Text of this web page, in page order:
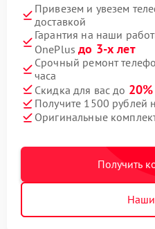
Привезем и увезем
доставкой
Гарантия на наши
OnePlusдо 3-х лет
Срочный ремонт
часа
Скидка для вас до 20%
Получите 1500 рублей
Оригинальные
Получить